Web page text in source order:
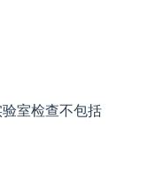
室检查不包括